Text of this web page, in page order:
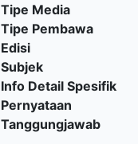
Tipe Media
Tipe Pembawa
Edisi
Subjek
Info Detail Spesifik
Pernyataan
Tanggungjawab